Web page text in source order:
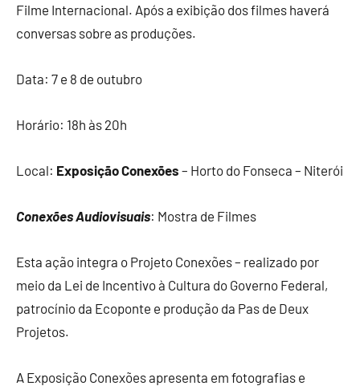
Filme Internacional. Após a exibição dos filmes haverá
conversas sobre as produções.
Data: 7 e 8 de outubro
Horário: 18h às 20h
Local: Exposição Conexões – Horto do Fonseca – Niterói
Conexões Audiovisuais: Mostra de Filmes
Esta ação integra o Projeto Conexões – realizado por
meio da Lei de Incentivo à Cultura do Governo Federal,
patrocínio da Ecoponte e produção da Pas de Deux
Projetos.
A Exposição Conexões apresenta em fotografias e